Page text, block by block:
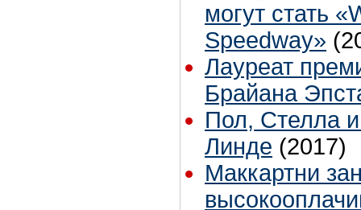
могут стать
Speedway»
Лауреат
Брайана
Пол, Стелла
Линде (2017)
Маккартни